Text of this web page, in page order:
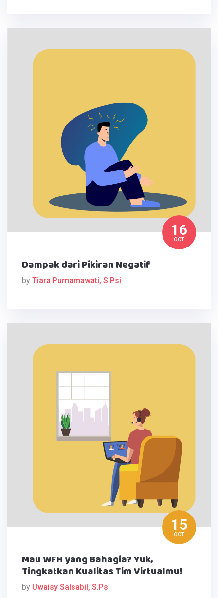
16
OCT
Dampak dari Pikiran Negatif
by Tiara Purnamawati, S.Psi
15
OCT
Mau WFH yang Bahagia? Yuk,
Tingkatkan Kualitas Tim Virtualmu!
by Uwaisy Salsabil, S.Psi